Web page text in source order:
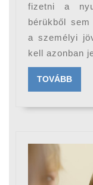
fizetni a
bérükből
a személyi
kell azonban
TOVÁBB